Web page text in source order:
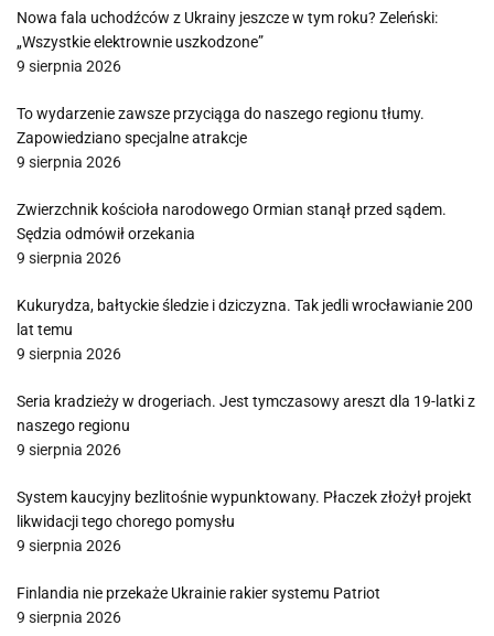
Nowa fala uchodźców z Ukrainy jeszcze w tym roku? Zeleński:
„Wszystkie elektrownie uszkodzone”
9 sierpnia 2026
To wydarzenie zawsze przyciąga do naszego regionu tłumy.
Zapowiedziano specjalne atrakcje
9 sierpnia 2026
Zwierzchnik kościoła narodowego Ormian stanął przed sądem.
Sędzia odmówił orzekania
9 sierpnia 2026
Kukurydza, bałtyckie śledzie i dziczyzna. Tak jedli wrocławianie 200
lat temu
9 sierpnia 2026
Seria kradzieży w drogeriach. Jest tymczasowy areszt dla 19-latki z
naszego regionu
9 sierpnia 2026
System kaucyjny bezlitośnie wypunktowany. Płaczek złożył projekt
likwidacji tego chorego pomysłu
9 sierpnia 2026
Finlandia nie przekaże Ukrainie rakier systemu Patriot
9 sierpnia 2026